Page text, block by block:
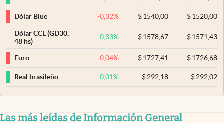
Dólar Blue -0,32% $ 1540,00 $1520,00
Dólar CCL (GD30,
48 hs)
0,33% $ 1578,67 $1571,43
Euro -0,04% $ 1727,41 $1726,68
Real brasileño 0,01% $ 292,18 $292,02
Las más leídas de Información General